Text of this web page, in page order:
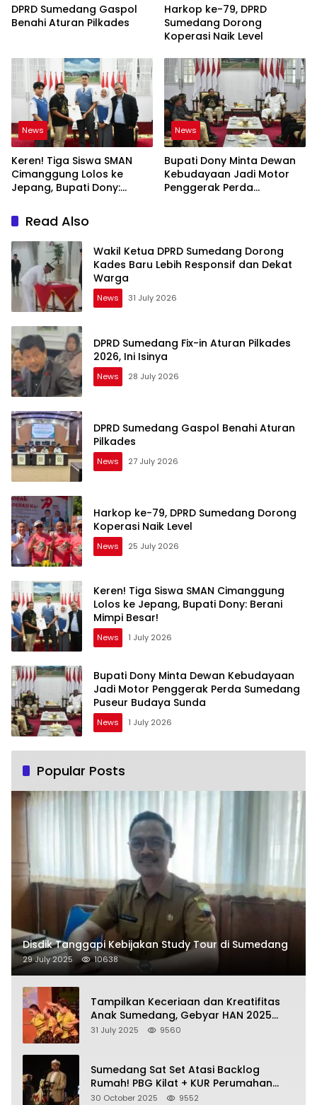
DPRD Sumedang Gaspol
Benahi Aturan Pilkades
Harkop ke-79, DPRD
Sumedang Dorong
Koperasi Naik Level
News
Keren! Tiga Siswa SMAN
Cimanggung Lolos ke
Jepang, Bupati Dony:
News
Bupati Dony Minta Dewan
Kebudayaan Jadi Motor
Penggerak Perda
Read Also
Wakil Ketua DPRD Sumedang Dorong
Kades Baru Lebih Responsif dan Dekat
Warga
News 31 July 2026
DPRD Sumedang Fix-in Aturan Pilkades
2026, Ini Isinya
News 28 July 2026
DPRD Sumedang Gaspol Benahi Aturan
Pilkades
News 27 July 2026
Harkop ke-79, DPRD Sumedang Dorong
Koperasi Naik Level
News 25 July 2026
Keren! Tiga Siswa SMAN Cimanggung
Lolos ke Jepang, Bupati Dony: Berani
Mimpi Besar!
News 1 July 2026
Bupati Dony Minta Dewan Kebudayaan
Jadi Motor Penggerak Perda Sumedang
Puseur Budaya Sunda
News 1 July 2026
Popular Posts
Disdik Tanggapi Kebijakan Study Tour di Sumedang
29 July 2025 10638
Tampilkan Keceriaan dan Kreatifitas
Anak Sumedang, Gebyar HAN 2025
Dihadiri Bupati dan Wabup
31 July 2025 9560
Sumedang Sat Set Atasi Backlog
Rumah! PBG Kilat + KUR Perumahan
Jadi Kunci!
30 October 2025 9552